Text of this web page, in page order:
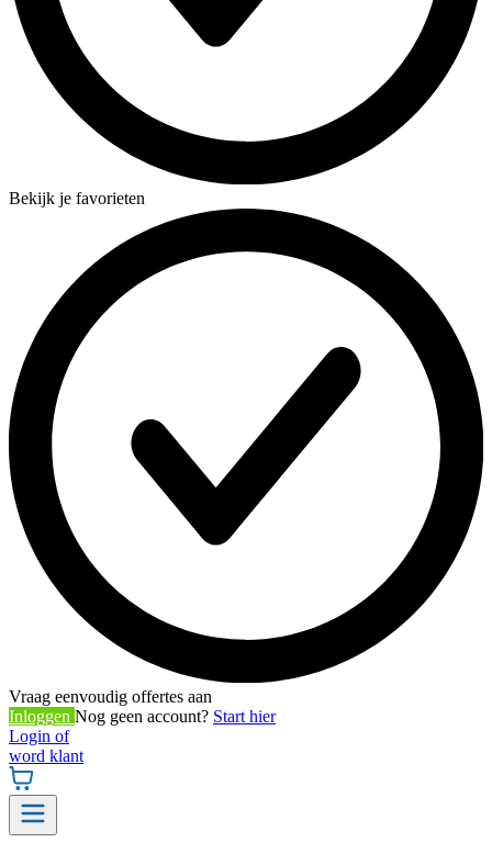
Bekijk je favorieten
Vraag eenvoudig offertes aan
Inloggen Nog geen account? Start hier
Login of
word klant